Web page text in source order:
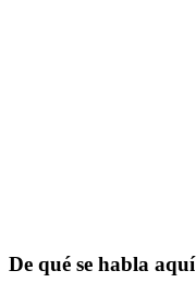
De qué se habla aquí